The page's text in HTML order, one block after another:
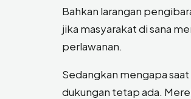
Bahkan larangan
jika masyarakat di sana
perlawanan.
Sedangkan mengapa
dukungan tetap ada.